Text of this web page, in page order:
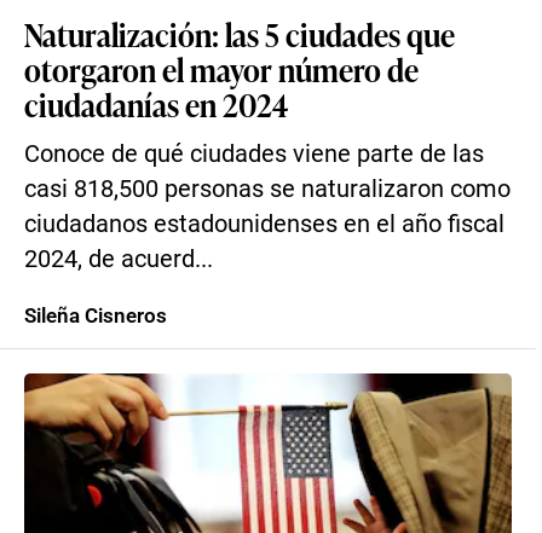
Naturalización: las 5 ciudades que
otorgaron el mayor número de
ciudadanías en 2024
Conoce de qué ciudades viene parte de las
casi 818,500 personas se naturalizaron como
ciudadanos estadounidenses en el año fiscal
2024, de acuerd...
Sileña Cisneros